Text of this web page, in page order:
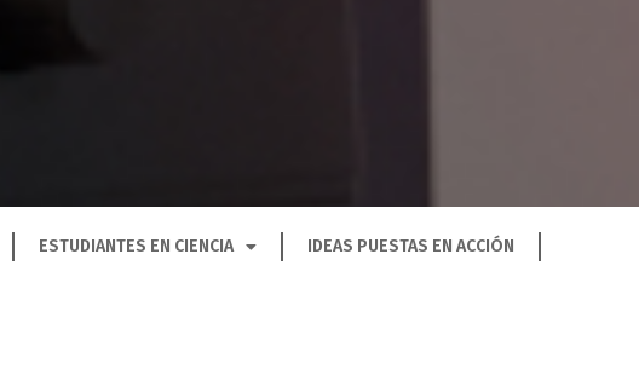
ESTUDIANTES EN CIENCIA IDEAS PUESTAS EN ACCIÓN